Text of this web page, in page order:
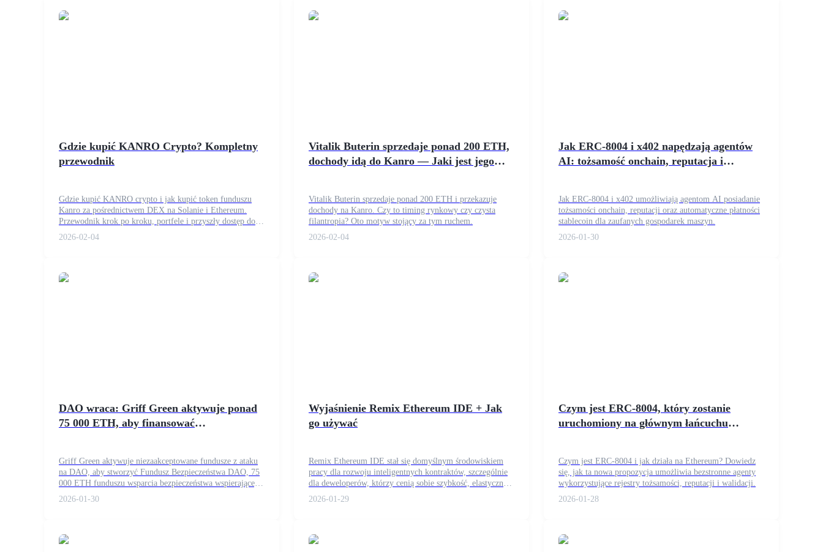
Zostań traderem kopiującym
Przewodnik dla początkujących dotyczący kontraktów futures
Gdzie kupić KANRO Crypto? Kompletny
przewodnik
Gdzie kupić KANRO crypto i jak kupić token funduszu
Kanro za pośrednictwem DEX na Solanie i Ethereum.
Przewodnik krok po kroku, portfele i przyszły dostęp do
Bitrue.
2026-02-04
Vitalik Buterin sprzedaje ponad 200 ETH,
dochody idą do Kanro — Jaki jest jego
Vitalik Buterin sprzedaje ponad 200 ETH i przekazuje
dochody na Kanro. Czy to timing rynkowy czy czysta
filantropia? Oto motyw stojący za tym ruchem.
2026-02-04
Jak ERC-8004 i x402 napędzają agentów
AI: tożsamość onchain, reputacja i
Jak ERC-8004 i x402 umożliwiają agentom AI posiadanie
tożsamości onchain, reputacji oraz automatyczne płatności
stablecoin dla zaufanych gospodarek maszyn.
2026-01-30
DAO wraca: Griff Green aktywuje ponad
75 000 ETH, aby finansować
Griff Green aktywuje niezaakceptowane fundusze z ataku
na DAO, aby stworzyć Fundusz Bezpieczeństwa DAO, 75
000 ETH funduszu wsparcia bezpieczeństwa wspierającego
dotacje na bezpieczeństwo Ethereum.
2026-01-30
Wyjaśnienie Remix Ethereum IDE + Jak
go używać
Remix Ethereum IDE stał się domyślnym środowiskiem
pracy dla rozwoju inteligentnych kontraktów, szczególnie
dla deweloperów, którzy cenią sobie szybkość, elastyczność
i brak oporów w konfiguracji. Stworzony jako otwarte,
oparte na przeglądarce środowisko, Remix pozwala
Jego projekt sprzyja natychmiastowości, co czyni go
2026-01-29
Czym jest ERC-8004, który zostanie
uruchomiony na głównym łańcuchu
Czym jest ERC-8004 i jak działa na Ethereum? Dowiedz
się, jak ta nowa propozycja umożliwia bezstronne agenty
wykorzystujące rejestry tożsamości, reputacji i walidacji.
2026-01-28